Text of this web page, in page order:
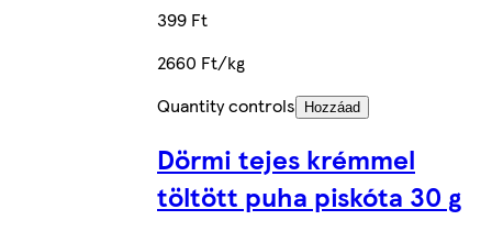
399 Ft
2660 Ft/kg
Quantity controls
Hozzáad
Dörmi tejes krémmel
töltött puha piskóta 30 g